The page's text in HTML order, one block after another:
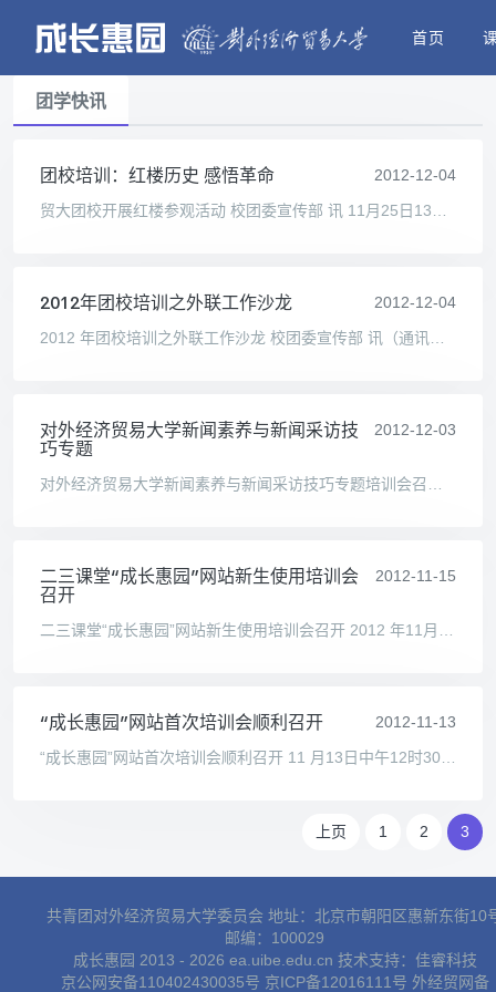
首页
团学快讯
2012-12-04
团校培训：红楼历史 感悟革命
2012-12-04
2012年团校培训之外联工作沙龙
2012-12-03
对外经济贸易大学新闻素养与新闻采访技
巧专题
2012-11-15
二三课堂“成长惠园”网站新生使用培训会
召开
2012-11-13
“成长惠园”网站首次培训会顺利召开
上页 1 2 3
共青团对外经济贸易大学委员会 地址：北京市朝阳区惠新东街10
邮编：100029
成长惠园 2013 - 2026 ea.uibe.edu.cn 技术支持： 佳睿科技
京公网安备110402430035号 京ICP备12016111号 外经贸网备